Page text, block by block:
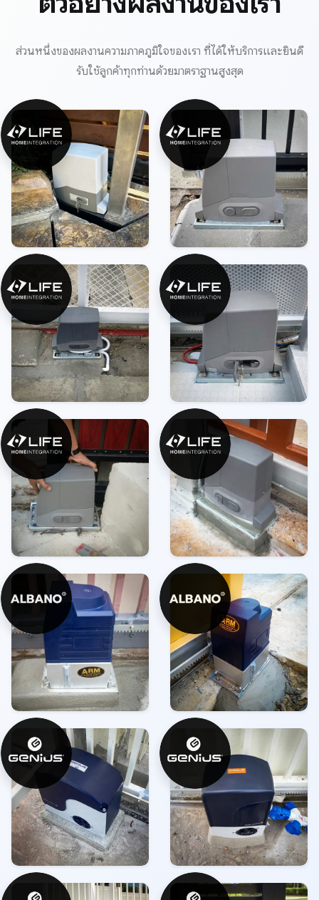
ส่วนหนึ่งของผลงานความภาคภูมิใจของเรา ที่ได้ให้บริการและยินดี
รับใชัลูกค้าทุกท่านด้วยมาตราฐานสูงสุด